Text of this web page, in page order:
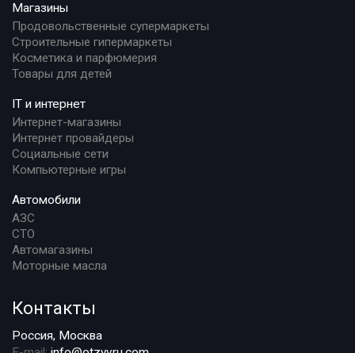
Магазины
Продовольственные супермаркеты
Строительные гипермаркеты
Косметика и парфюмерия
Товары для детей
IT и интернет
Интернет-магазины
Интернет провайдеры
Социальные сети
Компьютерные игры
Автомобили
АЗС
СТО
Автомагазины
Моторные масла
Контакты
Россия, Москва